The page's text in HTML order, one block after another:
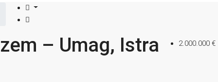
– Umag, Istra 2.000.000 €